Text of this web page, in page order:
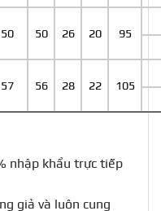
50 26 20 95
56 28 22 105
nhập khẩu trực tiếp
giả và luôn cung